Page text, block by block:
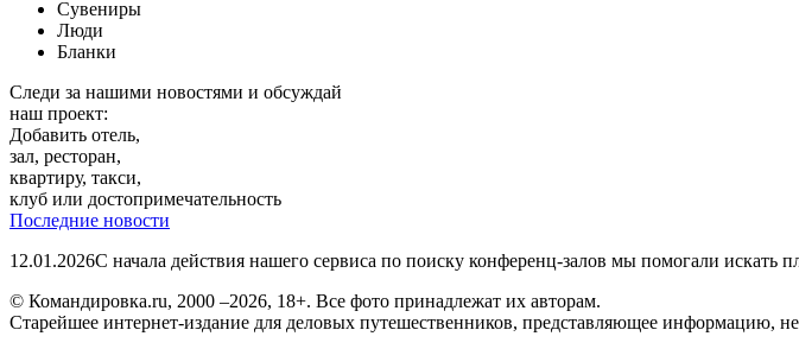
Сувениры
Люди
Бланки
Следи за нашими новостями и обсуждай
наш проект:
Добавить отель,
зал, ресторан,
квартиру, такси,
клуб или достопримечательность
Последние новости
12.01.2026С начала действия нашего сервиса по поиску конференц-залов мы помогали искать
© Командировка.ru, 2000 –2026, 18+. Все фото принадлежат их авторам.
Старейшее интернет-издание для деловых путешественников, представляющее информацию,